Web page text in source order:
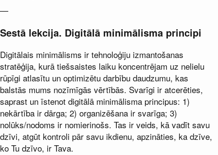
—
Sestā lekcija. Digitālā minimālisma principi
Digitālais minimālisms ir tehnoloģiju izmantošanas
stratēģija, kurā tiešsaistes laiku koncentrējam uz nelielu
rūpīgi atlasītu un optimizētu darbību daudzumu, kas
balstās mums nozīmīgās vērtībās. Svarīgi ir atcerēties,
saprast un īstenot digitālā minimālisma principus: 1)
nekārtība ir dārga; 2) organizēšana ir svarīga; 3)
nolūks/nodoms ir nomierinošs. Tas ir veids, kā vadīt savu
dzīvi, atgūt kontroli pār savu ikdienu, apzināties, ka dzīve,
ko Tu dzīvo, ir Tava.